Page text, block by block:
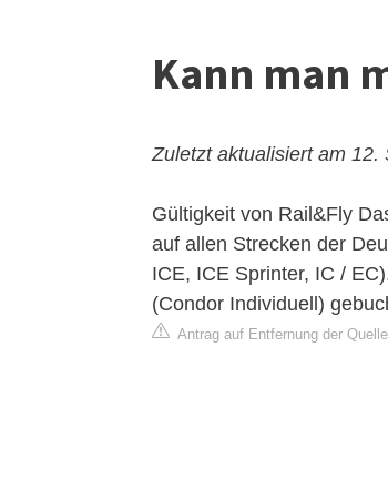
Kann man
Zuletzt aktualisiert am 12.
Gültigkeit von Rail&Fly
auf allen Strecken der
ICE, ICE Sprinter, IC /
(Condor Individuell)
Antrag auf Entfernung der Quelle